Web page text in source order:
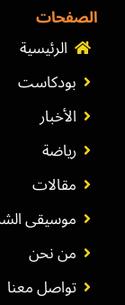
الصفحات
الرئيسية
بودكاست
الأخبار
رياضة
مقالات
موسيقى
من نحن
تواصل معنا